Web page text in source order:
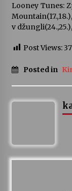
Looney Tunes:
v
Post Views:37
Posted in